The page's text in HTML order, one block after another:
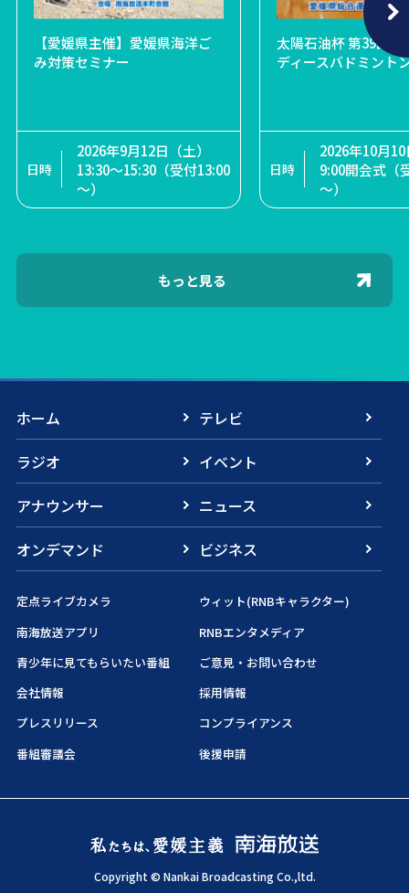
【愛媛県主催】愛媛県海洋ご
み対策セミナー
2026年9月12日（土）
13:30～15:30（受付13:00
～）
太陽石油杯 第39回
ディースバドミント
2026年10月
9:00開会式（
～）
お笑いフェスin松山
2026年9月20日（日）
①12:45開演（12:15開
場）②16:15開演（15:45
開場）
宝塚歌劇宙組全国ツアー 松山
2026年11月12日（木）2
回公演 1回目13:30～ / 2
回目18:00～
（土）～9
障がい者芸術文化祭 パラア
ートえひめ2026 まちなかア
2026年6月14日（日）募
第63
テス
もっと見る
ホーム
テレビ
ラジオ
イベント
アナウンサー
ニュース
オンデマンド
ビジネス
定点ライブカメラ
ウィット(RNBキャラクター)
南海放送アプリ
RNBエンタメディア
青少年に見てもらいたい番組
ご意見・お問い合わせ
会社情報
採用情報
プレスリリース
コンプライアンス
番組審議会
後援申請
Copyright © Nankai Broadcasting Co.,ltd.